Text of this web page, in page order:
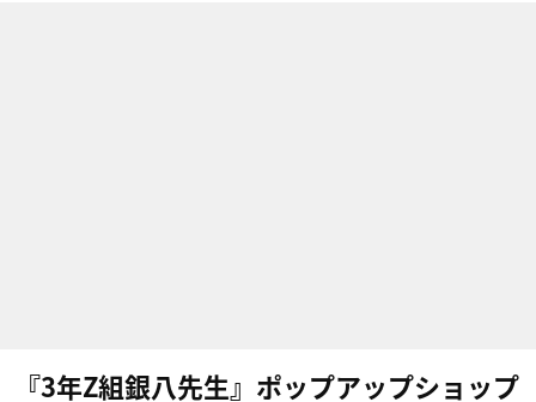
『3年Z組銀八先生』ポップアップショップ